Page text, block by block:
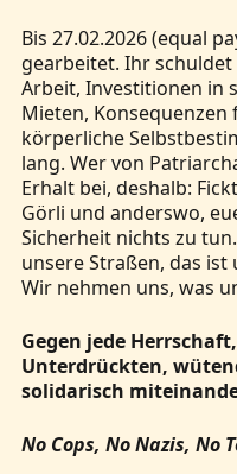
Bis 27.02.2026 (equal
gearbeitet. Ihr
Arbeit, Investitionen in
Mieten, Konsequenzen
körperliche
lang. Wer von
Erhalt bei, deshalb:
Görli und anderswo,
Sicherheit nichts zu
unsere Straßen, das ist
Wir nehmen uns, was
Gegen jede
Unterdrückten,
solidarisch
No Cops, No Nazis, No